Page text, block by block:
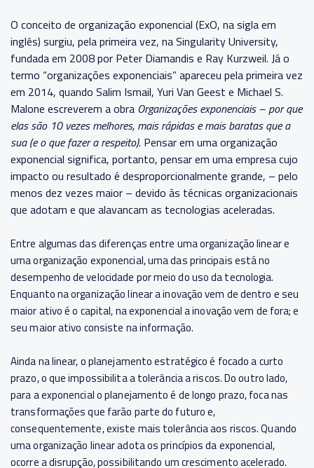
O conceito de organização exponencial (ExO, na sigla em
inglês) surgiu, pela primeira vez, na Singularity University,
fundada em 2008 por Peter Diamandis e Ray Kurzweil. Já o
termo “organizações exponenciais” apareceu pela primeira vez
em 2014, quando Salim Ismail, Yuri Van Geest e Michael S.
Malone escreverem a obra Organizações exponenciais – por que
elas são 10 vezes melhores, mais rápidas e mais baratas que a
sua (e o que fazer a respeito). Pensar em uma organização
exponencial significa, portanto, pensar em uma empresa cujo
impacto ou resultado é desproporcionalmente grande, – pelo
menos dez vezes maior – devido às técnicas organizacionais
que adotam e que alavancam as tecnologias aceleradas.
Entre algumas das diferenças entre uma organização linear e
uma organização exponencial, uma das principais está no
desempenho de velocidade por meio do uso da tecnologia.
Enquanto na organização linear a inovação vem de dentro e seu
maior ativo é o capital, na exponencial a inovação vem de fora; e
seu maior ativo consiste na informação.
Ainda na linear, o planejamento estratégico é focado a curto
prazo, o que impossibilita a tolerância a riscos. Do outro lado,
para a exponencial o planejamento é de longo prazo, foca nas
transformações que farão parte do futuro e,
consequentemente, existe mais tolerância aos riscos. Quando
uma organização linear adota os princípios da exponencial,
ocorre a disrupção, possibilitando um crescimento acelerado.